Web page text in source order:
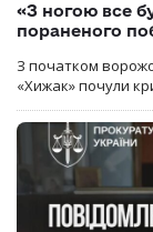
«З ногою все
пораненого
З початком
«Хижак» почули